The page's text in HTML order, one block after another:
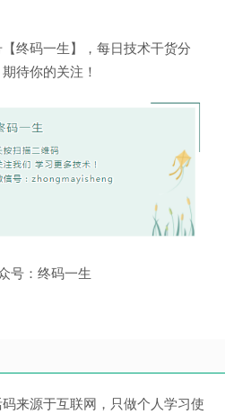
终码一生】，每日技术干货分
待你的关注！
号：终码一生
来源于互联网，只做个人学习使